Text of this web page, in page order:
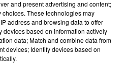
and present advertising and content;
These technologies may
address and browsing data to offer
devices based on information actively
data; Match and combine data from
devices; Identify devices based on